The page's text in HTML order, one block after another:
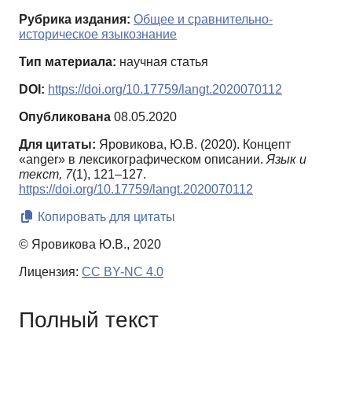
Рубрика издания: Общее и сравнительно-
историческое языкознание
Тип материала: научная статья
DOI: https://doi.org/10.17759/langt.2020070112
Опубликована 08.05.2020
Для цитаты: Яровикова, Ю.В. (2020). Концепт
«anger» в лексикографическом описании. Язык и
текст, 7(1), 121–127.
https://doi.org/10.17759/langt.2020070112
Копировать для цитаты
© Яровикова Ю.В., 2020
Лицензия: CC BY-NC 4.0
Полный текст